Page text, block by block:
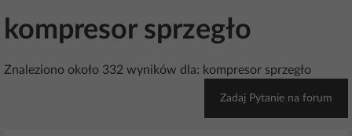
kompresor sprzegło
Znaleziono około 332 wyników dla: kompresor sprzegło
Zadaj Pytanie na forum